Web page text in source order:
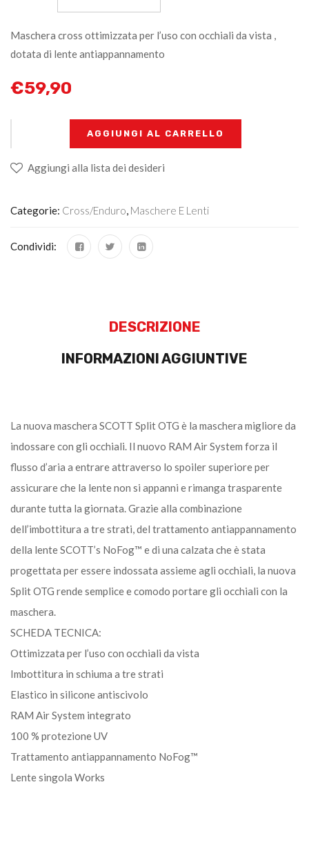
Maschera cross ottimizzata per l’uso con occhiali da vista ,
dotata di lente antiappannamento
€59,90
AGGIUNGI AL CARRELLO
Aggiungi alla lista dei desideri
Categorie: Cross/Enduro, Maschere E Lenti
Condividi:
DESCRIZIONE
INFORMAZIONI AGGIUNTIVE
La nuova maschera SCOTT Split OTG è la maschera migliore da
indossare con gli occhiali. Il nuovo RAM Air System forza il
flusso d’aria a entrare attraverso lo spoiler superiore per
assicurare che la lente non si appanni e rimanga trasparente
durante tutta la giornata. Grazie alla combinazione
dell’imbottitura a tre strati, del trattamento antiappannamento
della lente SCOTT’s NoFog™ e di una calzata che è stata
progettata per essere indossata assieme agli occhiali, la nuova
Split OTG rende semplice e comodo portare gli occhiali con la
maschera.
SCHEDA TECNICA:
Ottimizzata per l’uso con occhiali da vista
Imbottitura in schiuma a tre strati
Elastico in silicone antiscivolo
RAM Air System integrato
100 % protezione UV
Trattamento antiappannamento NoFog™
Lente singola Works